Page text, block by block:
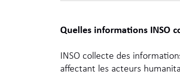
Quelles informations INSO
INSO collecte des
affectant les acteurs